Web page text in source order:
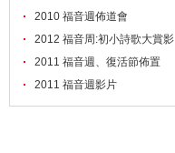
2010 福音週佈道會
2012 福音周:初小詩歌大賞影
2011 福音週、復活節佈置
2011 福音週影片